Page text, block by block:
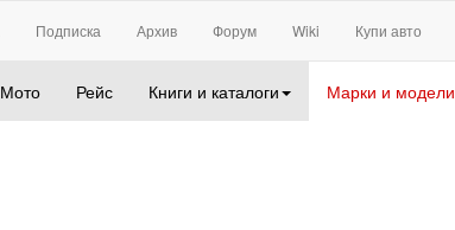
Подписка Архив Форум Wiki Купи авто
Мото Рейс Книги и каталоги Марки и модели